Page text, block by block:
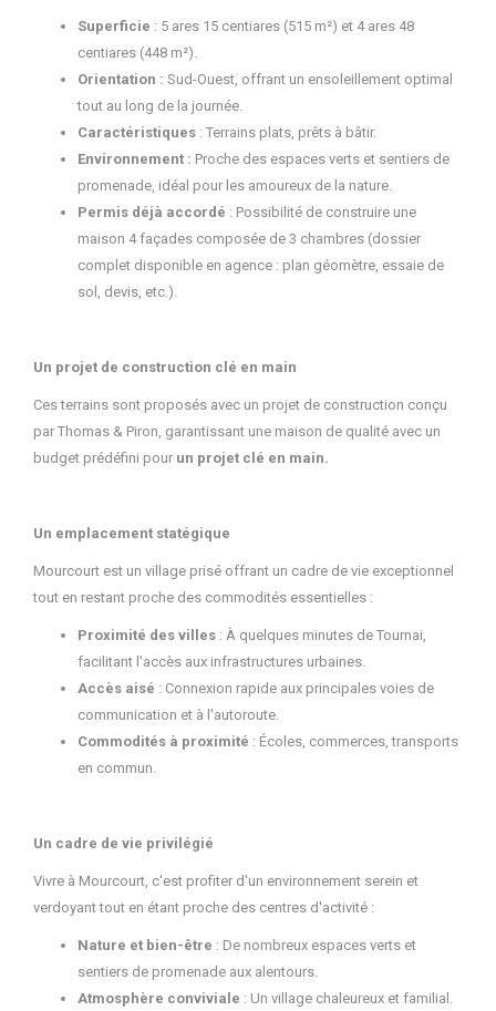
Superficie : 5 ares 15 centiares (515 m²) et 4 ares 48
centiares (448 m²).
Orientation : Sud-Ouest, offrant un ensoleillement optimal
tout au long de la journée.
Caractéristiques : Terrains plats, prêts à bâtir.
Environnement : Proche des espaces verts et sentiers de
promenade, idéal pour les amoureux de la nature.
Permis déjà accordé : Possibilité de construire une
maison 4 façades composée de 3 chambres (dossier
complet disponible en agence : plan géomètre, essaie de
sol, devis, etc.).
Un projet de construction clé en main
Ces terrains sont proposés avec un projet de construction conçu
par Thomas & Piron, garantissant une maison de qualité avec un
budget prédéfini pour un projet clé en main.
Un emplacement statégique
Mourcourt est un village prisé offrant un cadre de vie exceptionnel
tout en restant proche des commodités essentielles :
Proximité des villes : À quelques minutes de Tournai,
facilitant l'accès aux infrastructures urbaines.
Accès aisé : Connexion rapide aux principales voies de
communication et à l'autoroute.
Commodités à proximité : Écoles, commerces, transports
en commun.
Un cadre de vie privilégié
Vivre à Mourcourt, c'est profiter d'un environnement serein et
verdoyant tout en étant proche des centres d'activité :
Nature et bien-être : De nombreux espaces verts et
sentiers de promenade aux alentours.
Atmosphère conviviale : Un village chaleureux et familial.